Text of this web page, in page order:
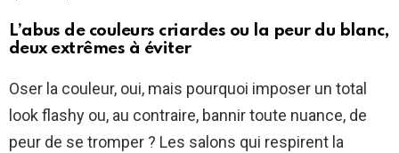
L’abus de couleurs criardes ou la peur du blanc,
deux extrêmes à éviter
Oser la couleur, oui, mais pourquoi imposer un total
look flashy ou, au contraire, bannir toute nuance, de
peur de se tromper ? Les salons qui respirent la